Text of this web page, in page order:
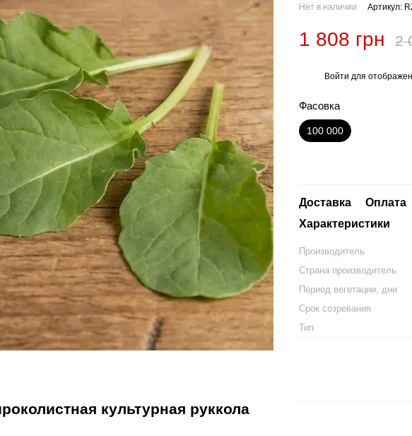
культурная руккола
Нет в наличии Артикул:
1 808 грн 2
Войти для
Фасовка
100 000
Доставка Оплата
Характеристики
Производитель
Страна производитель
Период вегетации, дни
Срок созревания
Тип